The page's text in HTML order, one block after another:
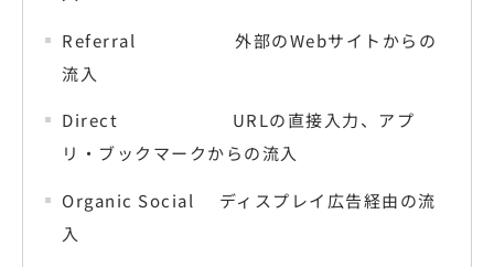
Referral 外部のWebサイトからの
流入
Direct URLの直接入力、アプ
リ・ブックマークからの流入
Organic Social ディスプレイ広告経由の流
入